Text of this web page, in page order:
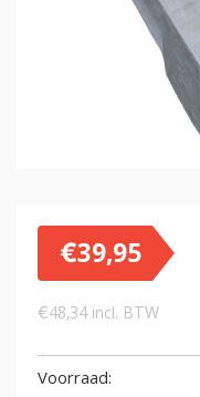
€39,95
€48,34incl. BTW
Voorraad: